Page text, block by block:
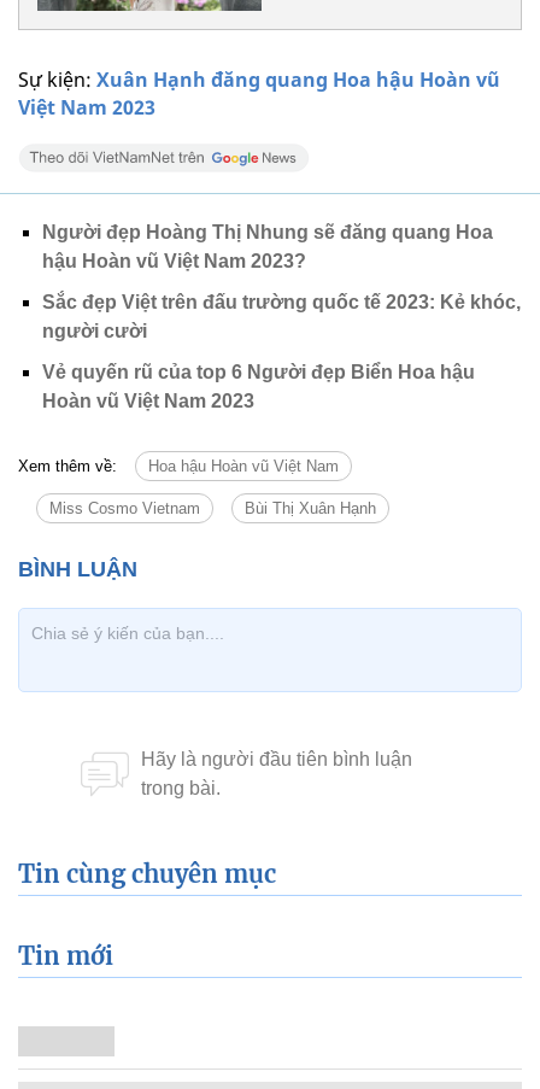
Sự kiện: Xuân Hạnh đăng quang Hoa hậu Hoàn vũ
Việt Nam 2023
Người đẹp Hoàng Thị Nhung sẽ đăng quang Hoa
hậu Hoàn vũ Việt Nam 2023?
Sắc đẹp Việt trên đấu trường quốc tế 2023: Kẻ khóc,
người cười
Vẻ quyến rũ của top 6 Người đẹp Biển Hoa hậu
Hoàn vũ Việt Nam 2023
Xem thêm về: Hoa hậu Hoàn vũ Việt Nam
Miss Cosmo Vietnam Bùi Thị Xuân Hạnh
Tin cùng chuyên mục
Tin mới